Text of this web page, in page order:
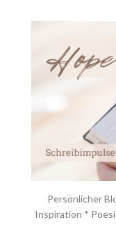
Persönlicher
Inspiration *